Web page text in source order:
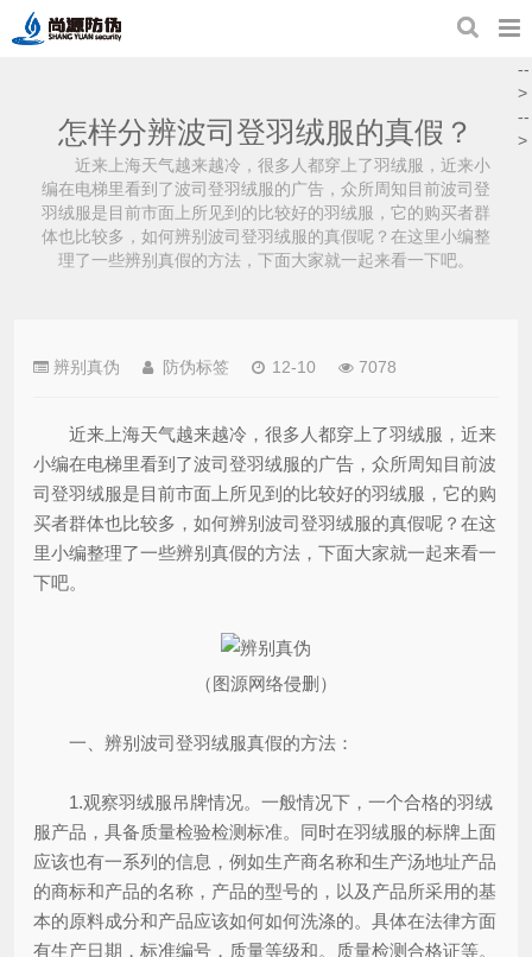
怎样分辨波司登羽绒服的真假？
近来上海天气越来越冷，很多人都穿上了羽绒服，近来小
编在电梯里看到了波司登羽绒服的广告，众所周知目前波司登
羽绒服是目前市面上所见到的比较好的羽绒服，它的购买者群
体也比较多，如何辨别波司登羽绒服的真假呢？在这里小编整
理了一些辨别真假的方法，下面大家就一起来看一下吧。
辨别真伪 防伪标签 12-10 7078
近来上海天气越来越冷，很多人都穿上了羽绒服，近来
小编在电梯里看到了波司登羽绒服的广告，众所周知目前波
司登羽绒服是目前市面上所见到的比较好的羽绒服，它的购
买者群体也比较多，如何辨别波司登羽绒服的真假呢？在这
里小编整理了一些辨别真假的方法，下面大家就一起来看一
下吧。
（图源网络侵删）
一、辨别波司登羽绒服真假的方法：
1.观察羽绒服吊牌情况。一般情况下，一个合格的羽绒
服产品，具备质量检验检测标准。同时在羽绒服的标牌上面
应该也有一系列的信息，例如生产商名称和生产汤地址产品
的商标和产品的名称，产品的型号的，以及产品所采用的基
本的原料成分和产品应该如何如何洗涤的。具体在法律方面
有生产日期，标准编号，质量等级和。质量检测合格证等。
--
>
--
>